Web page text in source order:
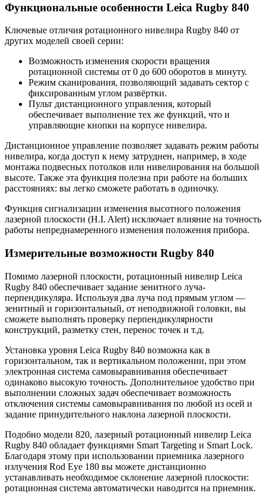
Функциональные особенности Leica Rugby 840
Ключевые отличия ротационного нивелира Rugby 840 от
других моделей своей серии:
Возможность изменения скорости вращения
ротационной системы от 0 до 600 оборотов в минуту.
Режим сканирования, позволяющий задавать сектор с
фиксированным углом развёртки.
Пульт дистанционного управления, который
обеспечивает выполнение тех же функций, что и
управляющие кнопки на корпусе нивелира.
Дистанционное управление позволяет задавать режим работы
нивелира, когда доступ к нему затруднен, например, в ходе
монтажа подвесных потолков или нивелирования на большой
высоте. Также эта функция полезна при работе на больших
расстояниях: вы легко сможете работать в одиночку.
Функция сигнализации изменения высотного положения
лазерной плоскости (H.I. Alert) исключает влияние на точность
работы непреднамеренного изменения положения прибора.
Измерительные возможности Rugby 840
Помимо лазерной плоскости, ротационный нивелир Leica
Rugby 840 обеспечивает задание зенитного луча-
перпендикуляра. Используя два луча под прямым углом —
зенитный и горизонтальный, от неподвижной головки, вы
сможете выполнять проверку перпендикулярности
конструкций, разметку стен, перенос точек и т.д.
Установка уровня Leica Rugby 840 возможна как в
горизонтальном, так и вертикальном положении, при этом
электронная система самовыравнивания обеспечивает
одинаково высокую точность. Дополнительное удобство при
выполнении сложных задач обеспечивает возможность
отключения системы самовыравнивания по любой из осей и
задание принудительного наклона лазерной плоскости.
Подобно модели 820, лазерный ротационный нивелир Leica
Rugby 840 обладает функциями Smart Targeting и Smart Lock.
Благодаря этому при использовании приемника лазерного
излучения Rod Eye 180 вы можете дистанционно
устанавливать необходимое склонение лазерной плоскости:
ротационная система автоматически наводится на приемник.